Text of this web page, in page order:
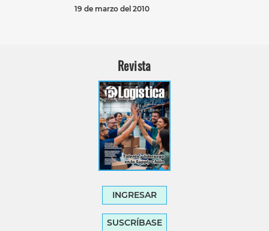
19 de marzo del 2010
Revista
INGRESAR
SUSCRÍBASE